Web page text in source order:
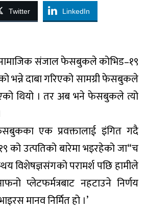
Twitter LinkedIn
संजाल फेसबुकले कोभिड–१९
भन्ने दाबा गरिएको सामग्री फेसबुकले
थियो । तर अब भने फेसबुकले त्यो
एक प्रवक्तालाई इंगित गदै
उत्पतिको बारेमा भइरहेको जा“च
विशेषज्ञसंगको परामर्श पछि हामीले
प्लेटफर्मत्रबाट नहटाउने निर्णय
मानव निर्मित हो ।’